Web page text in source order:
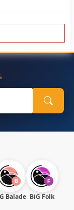
Balade BiG Folk